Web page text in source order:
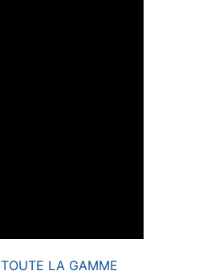
TOUTE LA GAMME